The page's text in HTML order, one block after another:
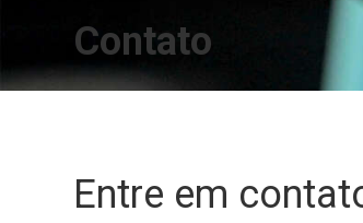
Contato
Entre em